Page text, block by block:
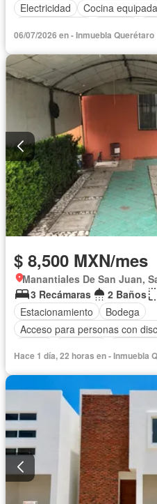
Electricidad
Cocina equipada
Vista panorámica
Azotea
06/07/2026 en - Inmuebla Querétaro
$ 8,500 MXN/mes
Manantiales De San Juan,
3 Recámaras
2 Baños
Estacionamiento
Bodega
Acceso para personas con
Hace 1 día, 22 horas en - Inmuebla